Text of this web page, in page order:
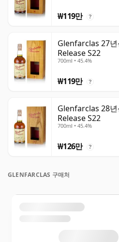
₩119만 ?
Glenfarclas 27
Release S22
700ml • 45.4%
₩119만 ?
Glenfarclas 28
Release S22
700ml • 45.4%
₩126만 ?
GLENFARCLAS 구매처